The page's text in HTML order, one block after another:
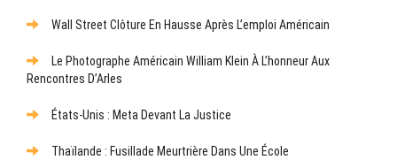
Wall Street Clôture En Hausse Après L’emploi Américain
Le Photographe Américain William Klein À L’honneur Aux
Rencontres D’Arles
États-Unis : Meta Devant La Justice
Thaïlande : Fusillade Meurtrière Dans Une École